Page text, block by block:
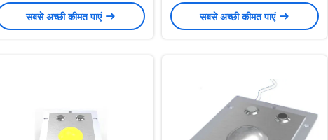
सबसे अच्छी कीमत पाएं सबसे अच्छी कीमत पाएं